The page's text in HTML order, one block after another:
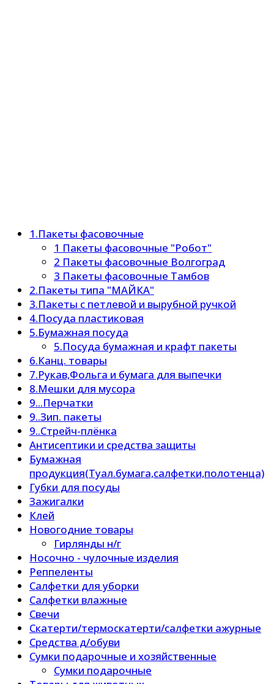
1.Пакеты фасовочные
1 Пакеты фасовочные "Робот"
2 Пакеты фасовочные Волгоград
3 Пакеты фасовочные Тамбов
2.Пакеты типа "МАЙКА"
3.Пакеты с петлевой и вырубной ручкой
4.Посуда пластиковая
5.Бумажная посуда
5.Посуда бумажная и крафт пакеты
6.Канц. товары
7.Рукав,Фольга и бумага для выпечки
8.Мешки для мусора
9...Перчатки
9..Зип. пакеты
9..Стрейч-плёнка
Антисептики и средства защиты
Бумажная
продукция(Туал.бумага,салфетки,полотенца)
Губки для посуды
Зажигалки
Клей
Новогодние товары
Гирлянды н/г
Носочно - чулочные изделия
Реппеленты
Салфетки для уборки
Салфетки влажные
Свечи
Скатерти/термоскатерти/салфетки ажурные
Средства д/обуви
Сумки подарочные и хозяйственные
Сумки подарочные